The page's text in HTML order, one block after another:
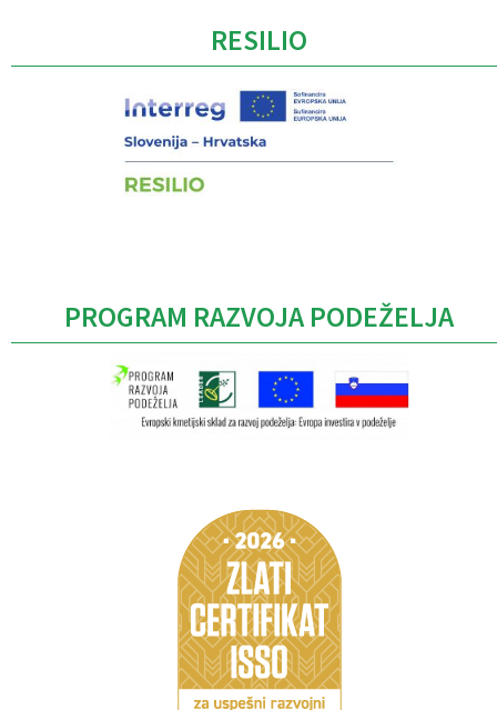
RESILIO
PROGRAM RAZVOJA PODEŽELJA